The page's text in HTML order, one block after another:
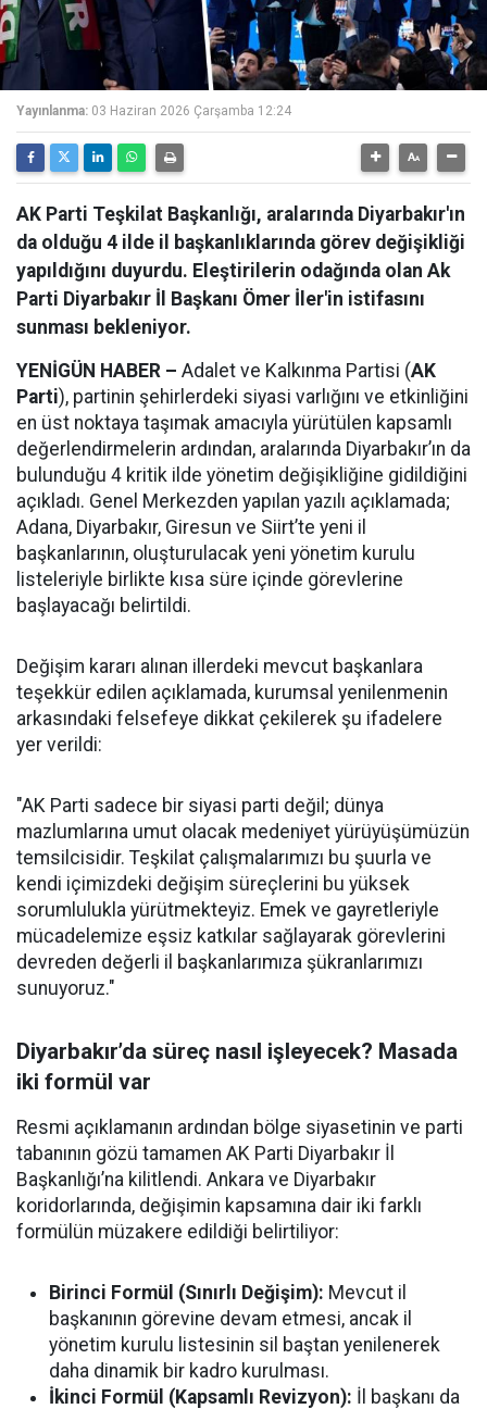
Yayınlanma: 03 Haziran 2026 Çarşamba 12:24
AK Parti Teşkilat Başkanlığı, aralarında Diyarbakır'ın
da olduğu 4 ilde il başkanlıklarında görev değişikliği
yapıldığını duyurdu. Eleştirilerin odağında olan Ak
Parti Diyarbakır İl Başkanı Ömer İler'in istifasını
sunması bekleniyor.
YENİGÜN HABER – Adalet ve Kalkınma Partisi (AK
Parti), partinin şehirlerdeki siyasi varlığını ve etkinliğini
en üst noktaya taşımak amacıyla yürütülen kapsamlı
değerlendirmelerin ardından, aralarında Diyarbakır’ın da
bulunduğu 4 kritik ilde yönetim değişikliğine gidildiğini
açıkladı. Genel Merkezden yapılan yazılı açıklamada;
Adana, Diyarbakır, Giresun ve Siirt’te yeni il
başkanlarının, oluşturulacak yeni yönetim kurulu
listeleriyle birlikte kısa süre içinde görevlerine
başlayacağı belirtildi.
Değişim kararı alınan illerdeki mevcut başkanlara
teşekkür edilen açıklamada, kurumsal yenilenmenin
arkasındaki felsefeye dikkat çekilerek şu ifadelere
yer verildi:
"AK Parti sadece bir siyasi parti değil; dünya
mazlumlarına umut olacak medeniyet yürüyüşümüzün
temsilcisidir. Teşkilat çalışmalarımızı bu şuurla ve
kendi içimizdeki değişim süreçlerini bu yüksek
sorumlulukla yürütmekteyiz. Emek ve gayretleriyle
mücadelemize eşsiz katkılar sağlayarak görevlerini
devreden değerli il başkanlarımıza şükranlarımızı
sunuyoruz."
Diyarbakır’da süreç nasıl işleyecek? Masada
iki formül var
Resmi açıklamanın ardından bölge siyasetinin ve parti
tabanının gözü tamamen AK Parti Diyarbakır İl
Başkanlığı’na kilitlendi. Ankara ve Diyarbakır
koridorlarında, değişimin kapsamına dair iki farklı
formülün müzakere edildiği belirtiliyor:
Birinci Formül (Sınırlı Değişim): Mevcut il
başkanının görevine devam etmesi, ancak il
yönetim kurulu listesinin sil baştan yenilenerek
daha dinamik bir kadro kurulması.
İkinci Formül (Kapsamlı Revizyon): İl başkanı da